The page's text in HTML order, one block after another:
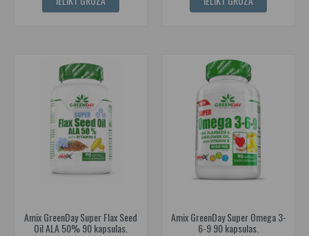
Amix GreenDay Super Flax Seed
Oil ALA 50% 90 kapsulas.
Amix GreenDay Super Omega 3-
6-9 90 kapsulas.